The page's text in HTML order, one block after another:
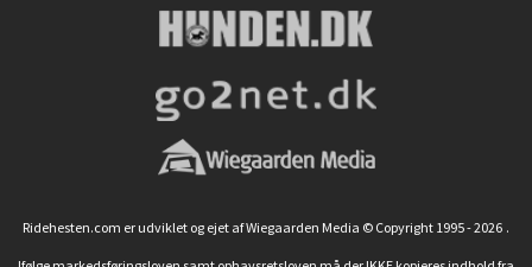
Ridehesten.com er udviklet og ejet af Wiegaarden Media © Copyright 1995 - 2026 .